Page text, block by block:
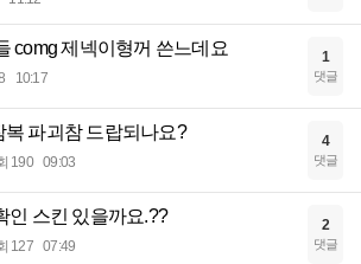
comg 제넥이형꺼 쓴느데요
10:17
1
댓글
복 파괴참 드랍되나요?
190 09:03
4
댓글
인 스킨 있을까요.??
127 07:49
2
댓글